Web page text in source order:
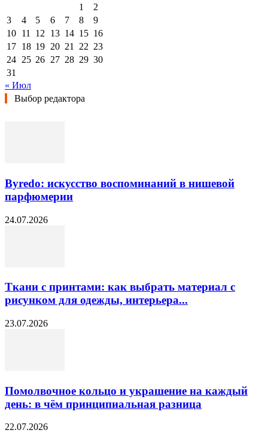
1
2
3
4 5 6 7 8
9
10 11 12 13 14 15 16
17 18 19 20 21 22 23
24 25 26 27 28 29 30
31
« Июл
Выбор редактора
Byredo: искусство воспоминаний в нишевой
парфюмерии
24.07.2026
Ткани с принтами: как выбрать материал с
рисунком для одежды, интерьера...
23.07.2026
Помолвочное кольцо и украшение на каждый
день: в чём принципиальная разница
22.07.2026